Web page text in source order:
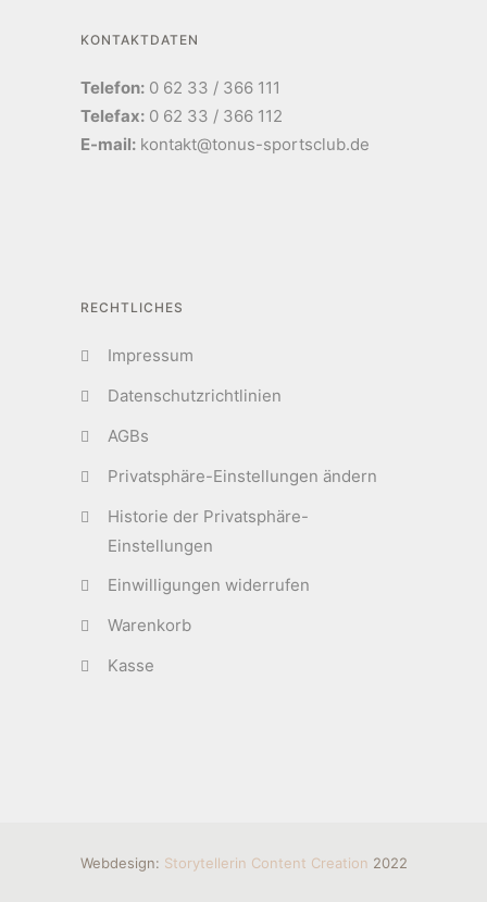
KONTAKTDATEN
Telefon: 0 62 33 / 366 111
Telefax: 0 62 33 / 366 112
E-mail: kontakt@tonus-sportsclub.de
RECHTLICHES
Impressum
Datenschutzrichtlinien
AGBs
Privatsphäre-Einstellungen ändern
Historie der Privatsphäre-
Einstellungen
Einwilligungen widerrufen
Warenkorb
Kasse
Webdesign: Storytellerin Content Creation 2022